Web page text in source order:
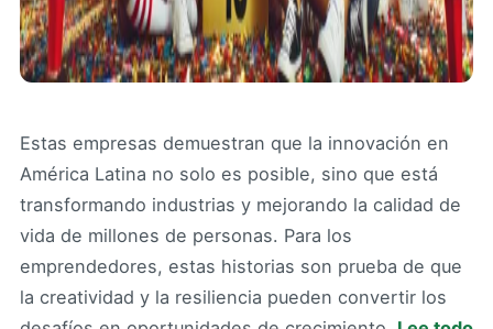
Estas empresas demuestran que la innovación en
América Latina no solo es posible, sino que está
transformando industrias y mejorando la calidad de
vida de millones de personas. Para los
emprendedores, estas historias son prueba de que
la creatividad y la resiliencia pueden convertir los